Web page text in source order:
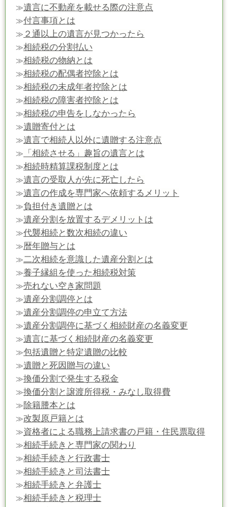
≫遺言に不動産を載せる際の注意点
≫付言事項とは
≫ ２通以上の遺言が見つかったら
≫相続税の分割払い
≫相続税の物納とは
≫相続税の配偶者控除とは
≫相続税の未成年者控除とは
≫相続税の障害者控除とは
≫相続税の申告をしなかったら
≫遺贈寄付とは
≫遺言で相続人以外に遺贈する注意点
≫ 「相続させる」趣旨の遺言とは
≫相続時精算課税制度とは
≫遺言の受取人が先に死亡したら
≫遺言の作成を専門家へ依頼するメリット
≫負担付き遺贈とは
≫遺産分割を放置するデメリットは
≫代襲相続と数次相続の違い
≫暦年贈与とは
≫二次相続を意識した遺産分割とは
≫養子縁組を使った相続税対策
≫売れない空き家問題
≫遺産分割調停とは
≫遺産分割調停の申立て方法
≫遺産分割調停に基づく相続財産の名義変更
≫遺言に基づく相続財産の名義変更
≫包括遺贈と特定遺贈の比較
≫遺贈と死因贈与の違い
≫換価分割で発生する税金
≫換価分割と譲渡所得税・みなし取得費
≫除籍謄本とは
≫改製原戸籍とは
≫資格者による職務上請求書の戸籍・住民票取得
≫相続手続きと専門家の関わり
≫相続手続きと行政書士
≫相続手続きと司法書士
≫相続手続きと弁護士
≫相続手続きと税理士